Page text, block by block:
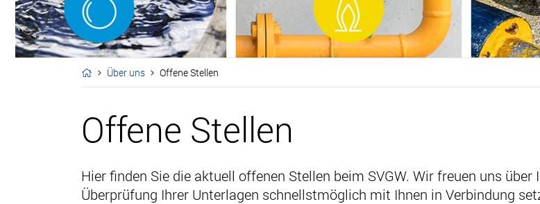
Über uns Offene Stellen
Offene Stellen
Hier finden Sie die aktuell offenen Stellen beim SVGW. Wir freuen uns
Überprüfung Ihrer Unterlagen schnellstmöglich mit Ihnen in Verbindung